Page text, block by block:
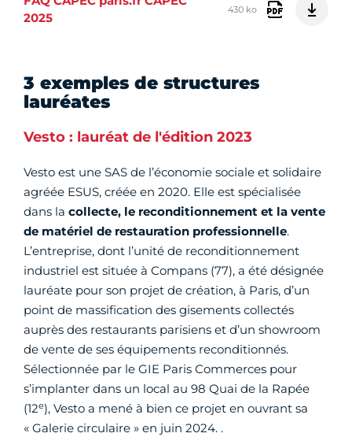
2025
430 ko
3 exemples de structures
lauréates
Vesto : lauréat de l'édition 2023
Vesto est une SAS de l’économie sociale et solidaire
agréée ESUS, créée en 2020. Elle est spécialisée
dans la collecte, le reconditionnement et la vente
de matériel de restauration professionnelle.
L’entreprise, dont l’unité de reconditionnement
industriel est située à Compans (77), a été désignée
lauréate pour son projet de création, à Paris, d’un
point de massification des gisements collectés
auprès des restaurants parisiens et d’un showroom
de vente de ses équipements reconditionnés.
Sélectionnée par le GIE Paris Commerces pour
s’implanter dans un local au 98 Quai de la Rapée
(12e), Vesto a mené à bien ce projet en ouvrant sa
« Galerie circulaire » en juin 2024. .